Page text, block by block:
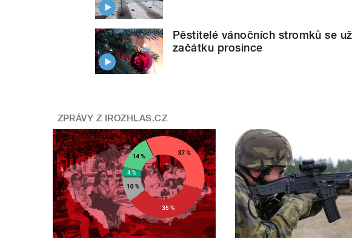
Pěstitelé vánočních stromků se
začátku prosince
ZPRÁVY Z IROZHLAS.CZ